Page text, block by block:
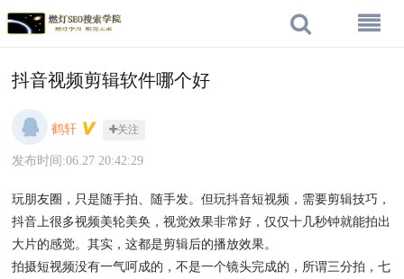
抖音视频剪辑软件哪个好
鹤轩 关注
发布时间:06.27 20:42:29
玩朋友圈，只是随手拍、随手发。但玩抖音短视频，需要剪辑技巧，
抖音上很多视频美轮美奂，视觉效果非常好，仅仅十几秒钟就能拍出
大片的感觉。其实，这都是剪辑后的播放效果。
拍摄短视频没有一气呵成的，不是一个镜头完成的，所谓三分拍，七